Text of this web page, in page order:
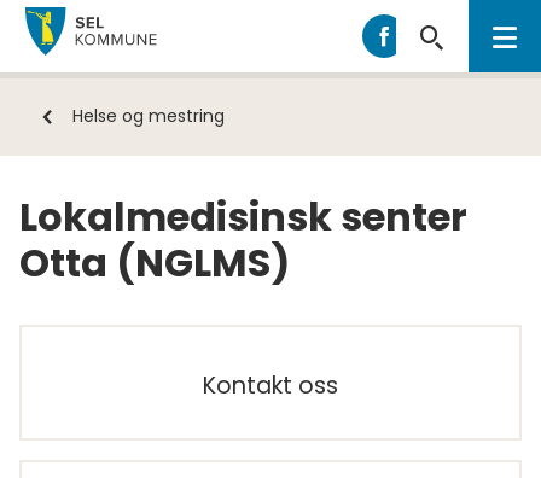
Sel
kommune
Sel
Du
Helse og mestring
Lokalmedisinsk senter
Otta (NGLMS)
Kontakt oss